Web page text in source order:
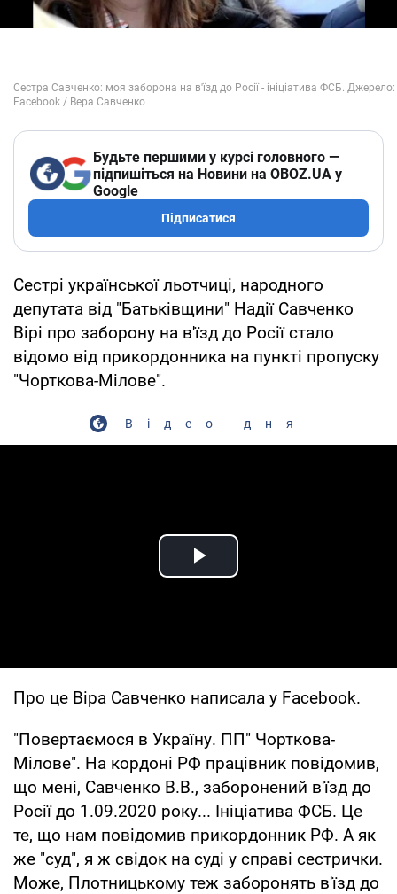
Будьте першими у курсі головного —
підпишіться на Новини на OBOZ.UA у
Google
Підписатися
Сестрі української льотчиці, народного
депутата від "Батьківщини" Надії Савченко
Вірі про заборону на в'їзд до Росії стало
відомо від прикордонника на пункті пропуску
"Чорткова-Мілове".
Відео дня
Play Video
Про це Віра Савченко написала у Facebook.
"Повертаємося в Україну. ПП" Чорткова-
Мілове". На кордоні РФ працівник повідомив,
що мені, Савченко В.В., заборонений в'їзд до
Росії до 1.09.2020 року... Ініціатива ФСБ. Це
те, що нам повідомив прикордонник РФ. А як
же "суд", я ж свідок на суді у справі сестрички.
Може, Плотницькому теж заборонять в'їзд до